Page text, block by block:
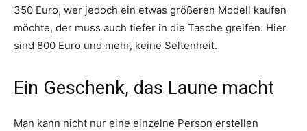
350 Euro, wer jedoch ein etwas größeren Modell kaufen
möchte, der muss auch tiefer in die Tasche greifen. Hier
sind 800 Euro und mehr, keine Seltenheit.
Ein Geschenk, das Laune macht
Man kann nicht nur eine einzelne Person erstellen